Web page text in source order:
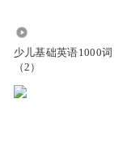
1
少儿基础英语1000词
（2）